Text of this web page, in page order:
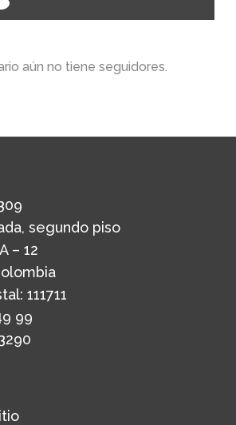
aún no tiene seguidores.
segundo piso
– 12
111711
99